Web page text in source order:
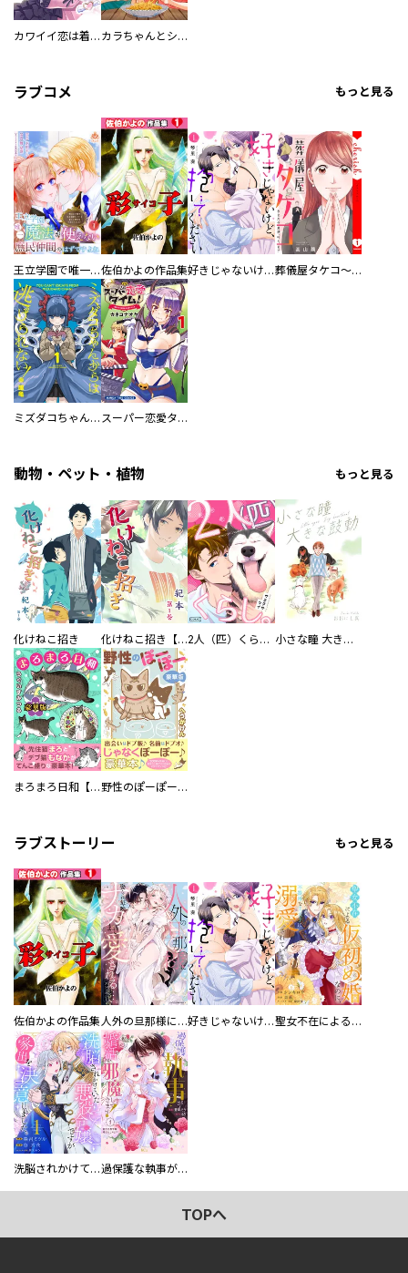
カワイイ恋は着飾らない カラちゃんとシトーさんと、 【分冊版】
ラブコメ もっと見る
王立学園で唯一魔法が使えない庶民仲間のはずですよね～実は王子様で私を溺愛しているなんて告白はやめてください～佐伯かよの作品集 好きじゃないけど、抱いてください【電子単行本版／特典おまけ付き】 葬儀屋タケコ～あなたの最期、叶えます【電子単行本版】
ミズダコちゃんからは逃げられない！ スーパー恋愛タイム！～現場でドＳな彼女は自宅でデレる～
動物・ペット・植物 もっと見る
化けねこ招き 化けねこ招き【描きおろし付合冊版】 2人（匹）くらし。 小さな瞳 大きな鼓動
まろまろ日和【豪華版】 野性のぽーぽー【豪華版】
ラブストーリー もっと見る
佐伯かよの作品集 人外の旦那様に娶られ毎晩ナカまで愛される…。アンソロジー 好きじゃないけど、抱いてください【電子単行本版／特典おまけ付き】 聖女不在による仮初め婚なのに、不器用な王太子に溺愛されています【電子単行本版／特典おまけ付き】
洗脳されかけていた悪役令嬢ですが家出を決意しました。【電子単行本版／特典おまけ付き】 過保護な執事が私の婚活を邪魔してきます！ 分冊版
TOPへ